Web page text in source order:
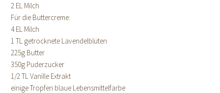
2 EL Milch
Für die Buttercreme:
4 EL Milch
1 TL getrocknete Lavendelblüten
225g Butter
350g Puderzucker
1/2 TL Vanille Extrakt
einige Tropfen blaue Lebensmittelfarbe